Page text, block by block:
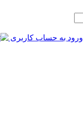
ورود به حساب کاربری